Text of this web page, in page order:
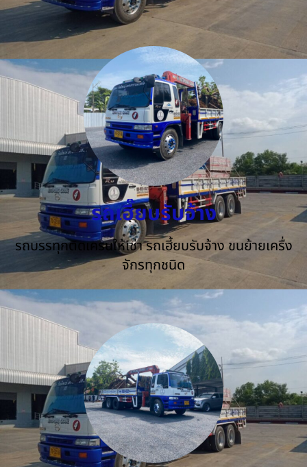
รถเฮี๊ยบรับจ้าง
รถบรรทุกติดเครนให้เช่า รถเฮี้ยบรับจ้าง ขนย้ายเครื่ง
จักรทุกชนิด